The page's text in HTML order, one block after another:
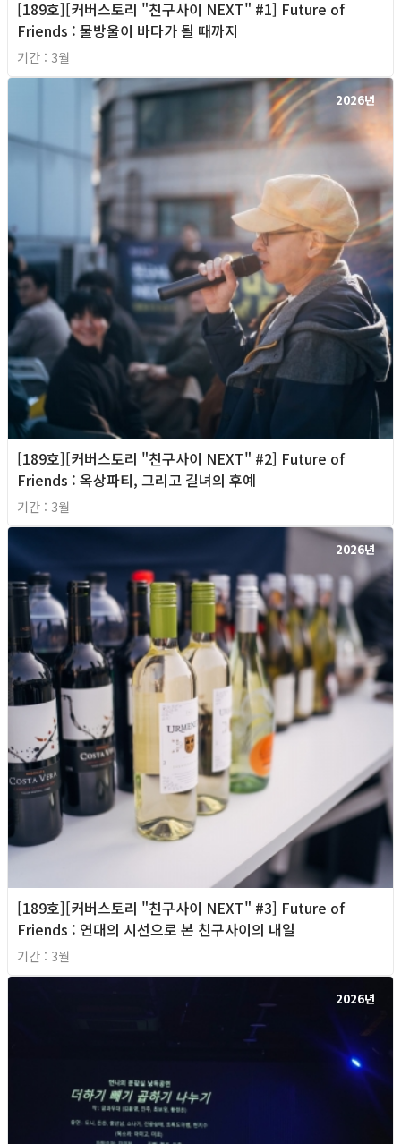
[189호][커버스토리 "친구사이 NEXT" #1] Future of
Friends : 물방울이 바다가 될 때까지
기간 : 3월
2026년
[189호][커버스토리 "친구사이 NEXT" #2] Future of
Friends : 옥상파티, 그리고 길녀의 후예
기간 : 3월
2026년
[189호][커버스토리 "친구사이 NEXT" #3] Future of
Friends : 연대의 시선으로 본 친구사이의 내일
기간 : 3월
2026년